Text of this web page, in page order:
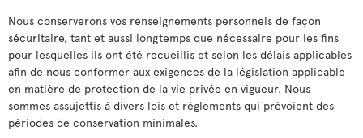
Nous conserverons vos renseignements personnels de façon
sécuritaire, tant et aussi longtemps que nécessaire pour les fins
pour lesquelles ils ont été recueillis et selon les délais applicables
afin de nous conformer aux exigences de la législation applicable
en matière de protection de la vie privée en vigueur. Nous
sommes assujettis à divers lois et règlements qui prévoient des
périodes de conservation minimales.